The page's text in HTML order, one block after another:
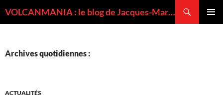
VOLCANMANIA : le blog de Jacques-Marie BARDINTZEFF, volcanologue
Archives quotidiennes :
ACTUALITÉS